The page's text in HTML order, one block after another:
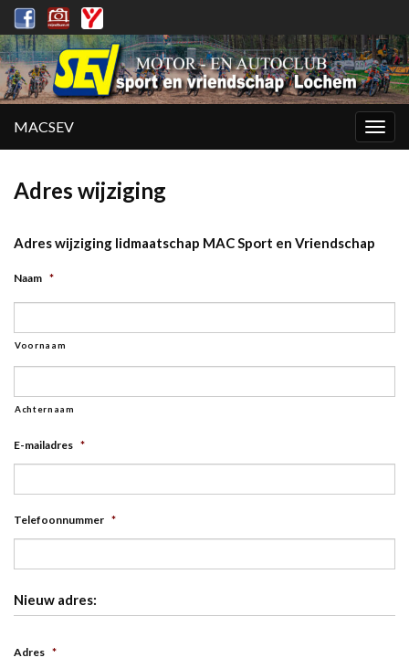
MACSEV
Adres wijziging
Adres wijziging lidmaatschap MAC Sport en Vriendschap
Naam *
Voornaam
Achternaam
E-mailadres *
Telefoonnummer *
Nieuw adres:
Adres *